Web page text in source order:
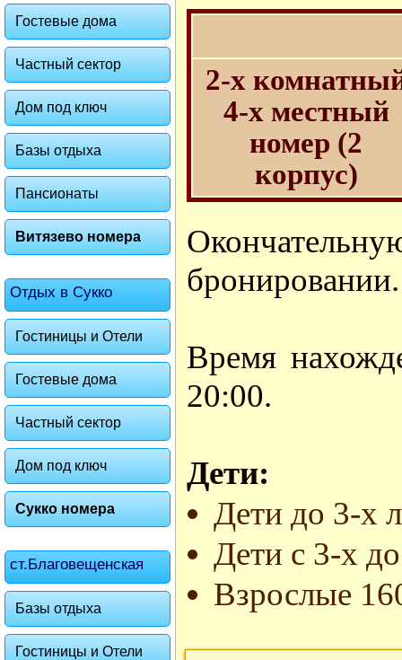
Гостевые дома
Частный сектор
Дом под ключ
Базы отдыха
Пансионаты
Витязево номера
Отдых в Сукко
Гостиницы и Отели
Гостевые дома
Частный сектор
Дом под ключ
Сукко номера
ст.Благовещенская
Базы отдыха
Гостиницы и Отели
2-х
4-х местный
номер (2
корпус)
бронировании.
Время
20:00.
Дети:
Дети до 3-х
Дети с 3-х
Взрослые